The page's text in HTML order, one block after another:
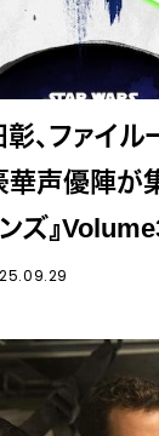
、ファイル
声優陣が集
ズ』